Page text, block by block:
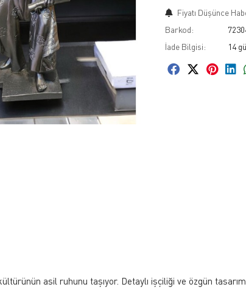
Fiyatı Düşünce
Barkod:
İade Bilgisi:
asil ruhunu taşıyor. Detaylı işçiliği ve özgün